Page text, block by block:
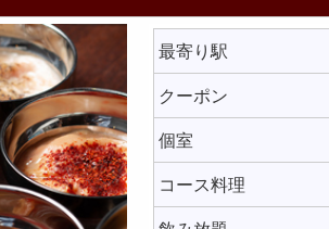
最寄り駅
クーポン
個室
コース料理